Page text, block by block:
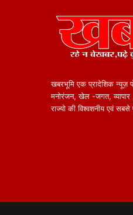
खबरभूमि एक प्रादेशिक न्यूज़
मनोरंजन, खेल -जगत, व्यापार ,
राज्यो की विश्वशनीय एवं